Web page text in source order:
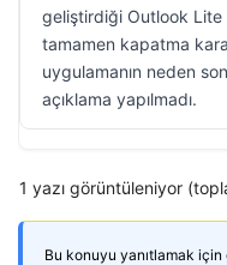
geliştirdiği Outlook Lite
tamamen kapatma
uygulamanın neden
açıklama yapılmadı.
1 yazı görüntüleniyor
Bu konuyu yanıtlamak için